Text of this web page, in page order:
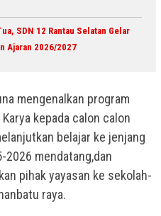
SDN 12 Rantau Selatan Gelar
Ajaran 2026/2027
mengenalkan program
kepada calon calon
belajar ke jenjang
2026 mendatang,dan
pihak yayasan ke sekolah-
raya.